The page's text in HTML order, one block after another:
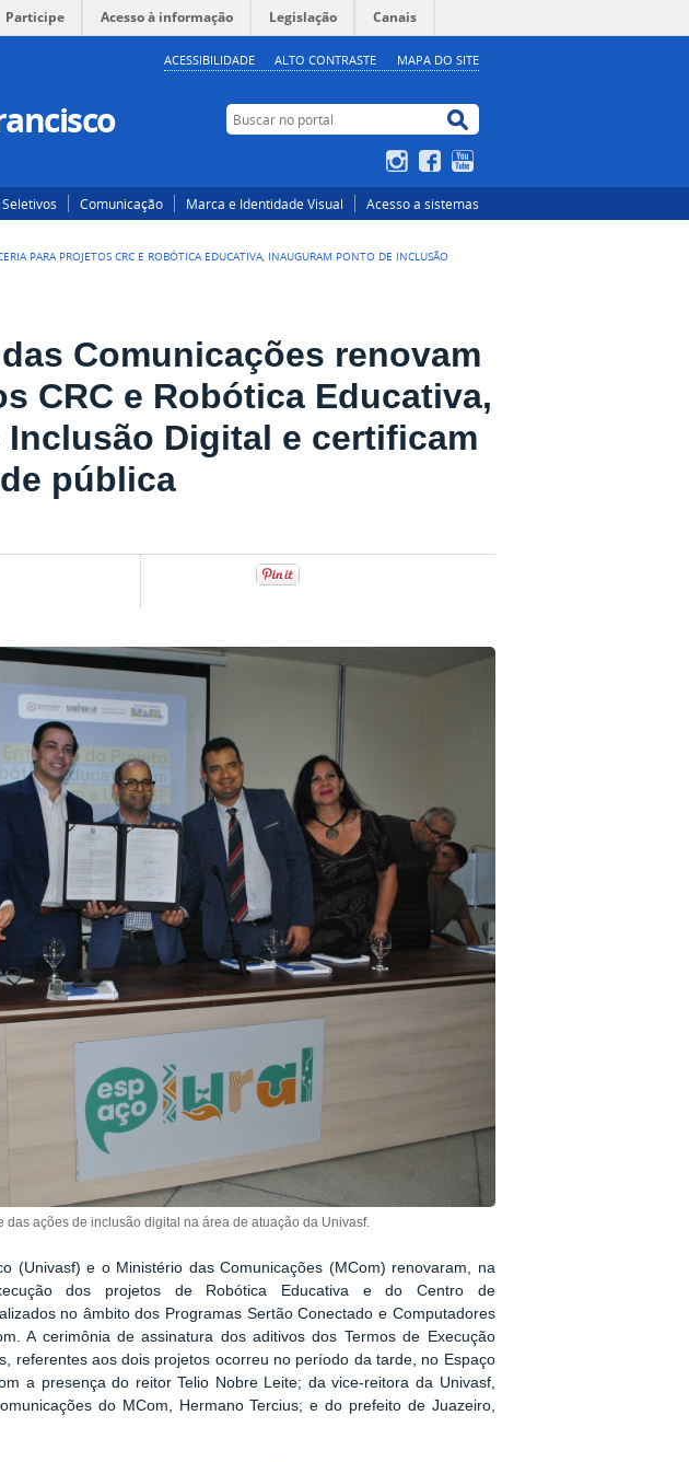
Participe Acesso à informação Legislação Canais
ACESSIBILIDADE ALTO CONTRASTE MAPA DO SITE
Buscar no portal
Buscar no portal
InstagramFacebook
Comunicação Marca e Identidade Visual Acesso a sistemas
PARA PROJETOS CRC E ROBÓTICA EDUCATIVA, INAUGURAM PONTO DE INCLUSÃO
Comunicações renovam
CRC e Robótica Educativa,
Digital e certificam
pública
ações de inclusão digital na área de atuação da Univasf.
(Univasf) e o Ministério das Comunicações (MCom) renovaram, na
dos projetos de Robótica Educativa e do Centro de
no âmbito dos Programas Sertão Conectado e Computadores
A cerimônia de assinatura dos aditivos dos Termos de Execução
referentes aos dois projetos ocorreu no período da tarde, no Espaço
a presença do reitor Telio Nobre Leite; da vice-reitora da Univasf,
do MCom, Hermano Tercius; e do prefeito de Juazeiro,